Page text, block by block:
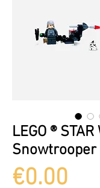
LEGO ®
€0.00